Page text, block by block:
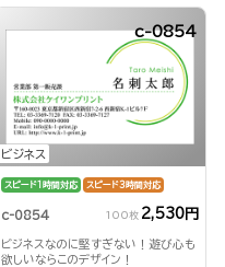
ビジネス
c-0854
スピード1時間対応 スピード3時間対応
c-0854 100枚 2,530円
ビジネスなのに堅すぎない！遊び心も
欲しいならこのデザイン！